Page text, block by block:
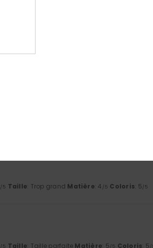
/5 Taille: Trop grand Matière: 4 /5 Coloris: 5/5
/5 Taille: Taille parfaite Matière: 5/5 Coloris: 5/